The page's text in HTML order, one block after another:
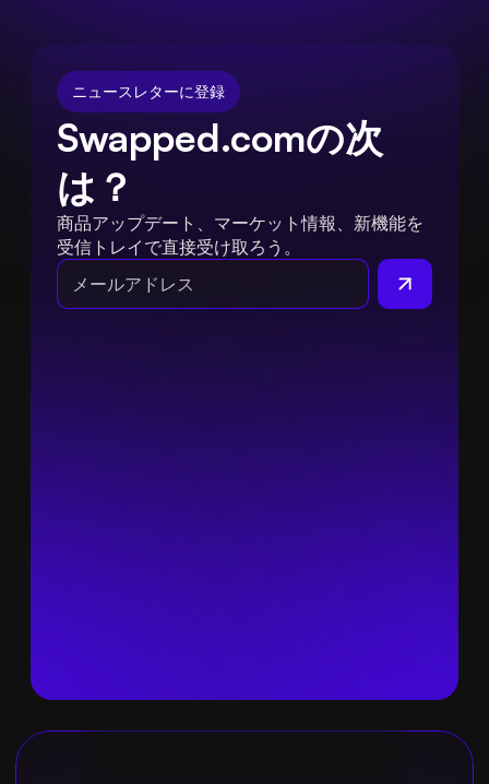
ニュースレターに登録
Swapped.comの次
は？
商品アップデート、マーケット情報、新機能を
受信トレイで直接受け取ろう。